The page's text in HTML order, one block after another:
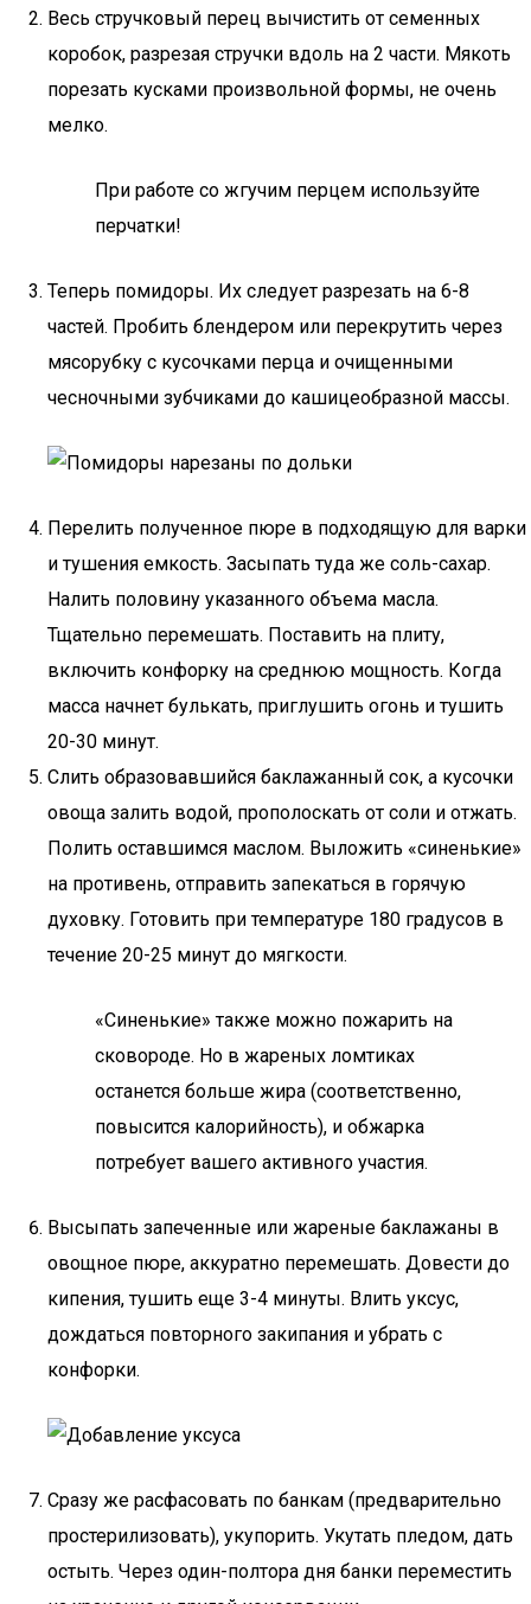
Весь стручковый перец вычистить от семенных
коробок, разрезая стручки вдоль на 2 части. Мякоть
порезать кусками произвольной формы, не очень
мелко.
При работе со жгучим перцем используйте
перчатки!
Теперь помидоры. Их следует разрезать на 6-8
частей. Пробить блендером или перекрутить через
мясорубку с кусочками перца и очищенными
чесночными зубчиками до кашицеобразной массы.
Перелить полученное пюре в подходящую для варки
и тушения емкость. Засыпать туда же соль-сахар.
Налить половину указанного объема масла.
Тщательно перемешать. Поставить на плиту,
включить конфорку на среднюю мощность. Когда
масса начнет булькать, приглушить огонь и тушить
20-30 минут.
Слить образовавшийся баклажанный сок, а кусочки
овоща залить водой, прополоскать от соли и отжать.
Полить оставшимся маслом. Выложить «синенькие»
на противень, отправить запекаться в горячую
духовку. Готовить при температуре 180 градусов в
течение 20-25 минут до мягкости.
«Синенькие» также можно пожарить на
сковороде. Но в жареных ломтиках
останется больше жира (соответственно,
повысится калорийность), и обжарка
потребует вашего активного участия.
Высыпать запеченные или жареные баклажаны в
овощное пюре, аккуратно перемешать. Довести до
кипения, тушить еще 3-4 минуты. Влить уксус,
дождаться повторного закипания и убрать с
конфорки.
Сразу же расфасовать по банкам (предварительно
простерилизовать), укупорить. Укутать пледом, дать
остыть. Через один-полтора дня банки переместить